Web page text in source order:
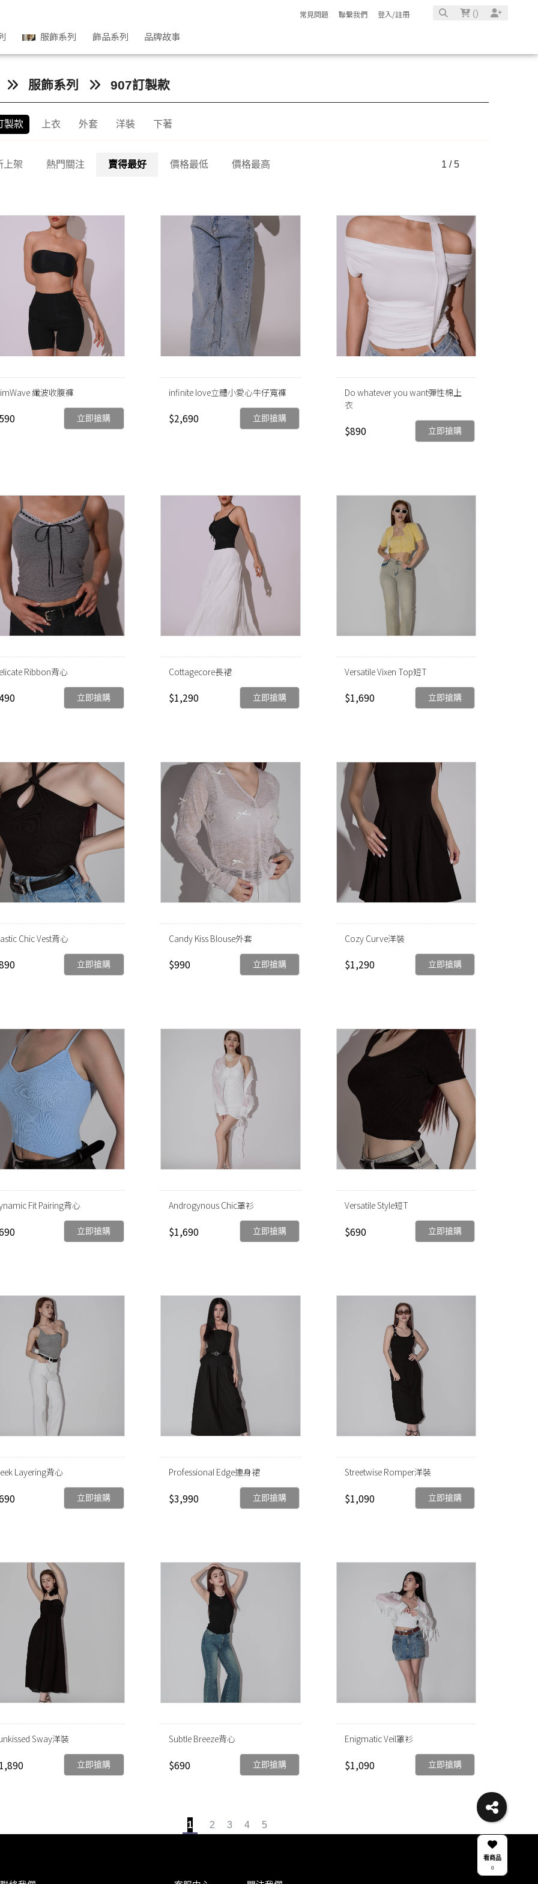
常見問題 聯繫我們 登入/註冊 ()
服飾系列 飾品系列 品牌故事
服飾系列 907訂製款
製款 上衣 外套 洋裝 下著
上架 熱門關注 賣得最好 價格最低 價格最高 1 / 5
纖波收腹褲
立即搶購
infinite love立體小愛心牛仔寬褲
$2,690 立即搶購
Do whatever you want彈性棉上
衣
$890 立即搶購
Ribbon背心
立即搶購
Cottagecore長裙
$1,290 立即搶購
Versatile Vixen Top短T
$1,690 立即搶購
Chic Vest背心
立即搶購
Candy Kiss Blouse外套
$990 立即搶購
Cozy Curve洋裝
$1,290 立即搶購
Fit Pairing背心
立即搶購
Androgynous Chic罩衫
$1,690 立即搶購
Versatile Style短T
$690 立即搶購
Layering背心
立即搶購
Professional Edge連身裙
$3,990 立即搶購
Streetwise Romper洋裝
$1,090 立即搶購
Sway洋裝
立即搶購
Subtle Breeze背心
$690 立即搶購
Enigmatic Veil罩衫
$1,090 立即搶購
1 2 3 4 5
看商品
0